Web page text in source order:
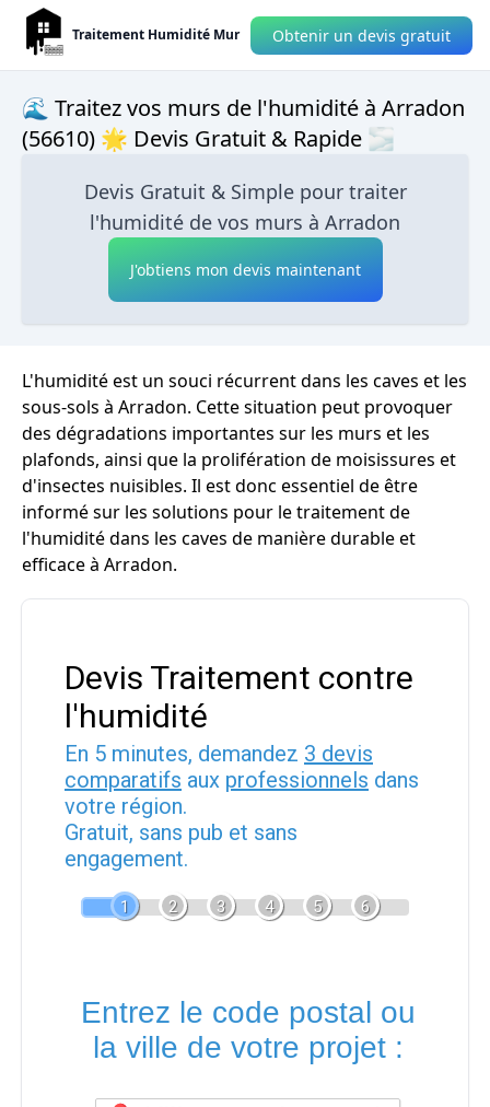
Traitement Humidité Mur Obtenir un devis gratuit
🌊 Traitez vos murs de l'humidité à Arradon
(56610) 🌟 Devis Gratuit & Rapide 🌫
Devis Gratuit & Simple pour traiter
l'humidité de vos murs à Arradon
J'obtiens mon devis maintenant
L'humidité est un souci récurrent dans les caves et les
sous-sols à Arradon. Cette situation peut provoquer
des dégradations importantes sur les murs et les
plafonds, ainsi que la prolifération de moisissures et
d'insectes nuisibles. Il est donc essentiel de être
informé sur les solutions pour le traitement de
l'humidité dans les caves de manière durable et
efficace à Arradon.
Devis Traitement contre
l'humidité
En 5 minutes, demandez 3 devis
comparatifs aux professionnels dans
votre région.
Gratuit, sans pub et sans
engagement.
1 2 3 4 5 6
Entrez le code postal ou
la ville de votre projet :